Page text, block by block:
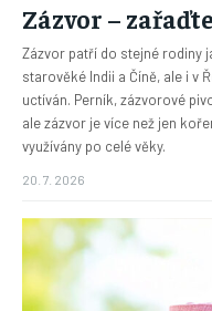
Zázvor –
Zázvor patří do stejné rodiny
starověké Indii a Číně, ale i v
uctíván. Perník, zázvorové
ale zázvor je více než jen
využívány po celé věky.
20. 7. 2026